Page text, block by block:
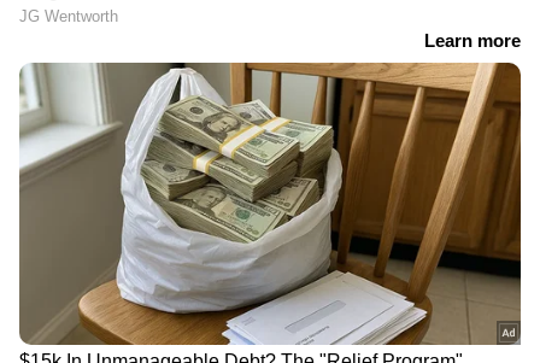
പ്ലാസ്റ്റിക്ക് മദ്യക്കുപ്പികൾ തിരികെ
എതിർപ്പുമായി എക്‌സൈസ് മന്ത്രി
എം.ലിജു